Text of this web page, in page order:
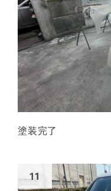
塗装完了